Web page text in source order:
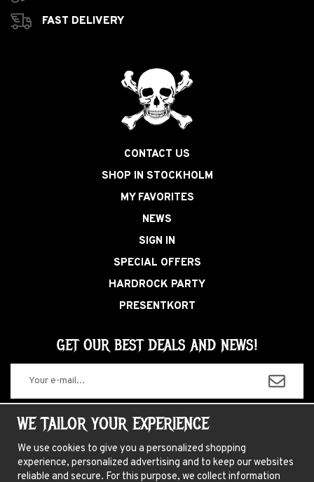
FAST DELIVERY
CONTACT US
SHOP IN STOCKHOLM
MY FAVORITES
NEWS
SIGN IN
SPECIAL OFFERS
HARDROCK PARTY
PRESENTKORT
GET OUR BEST DEALS AND NEWS!
ABOUT US
WE TAILOR YOUR EXPERIENCE
We use cookies to give you a personalized shopping
experience, personalized advertising and to keep our websites
reliable and secure. For this purpose, we collect information